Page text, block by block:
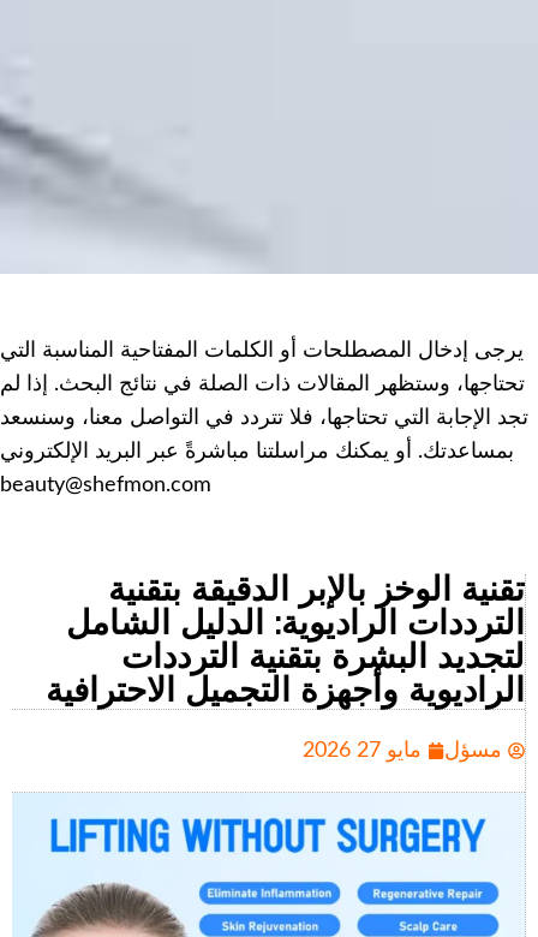
يرجى إدخال المصطلحات أو الكلمات المفتاحية المناسبة التي
تحتاجها، وستظهر المقالات ذات الصلة في نتائج البحث. إذا لم
تجد الإجابة التي تحتاجها، فلا تتردد في التواصل معنا، وسنسعد
بمساعدتك. أو يمكنك مراسلتنا مباشرةً عبر البريد الإلكتروني
beauty@shefmon.com
تقنية الوخز بالإبر الدقيقة بتقنية
الترددات الراديوية: الدليل الشامل
لتجديد البشرة بتقنية الترددات
الراديوية وأجهزة التجميل الاحترافية
مسؤل مايو 27 2026